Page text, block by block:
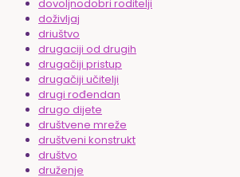
dovoljnodobri roditelji
doživljaj
driuštvo
drugaciji od drugih
drugačiji pristup
drugačiji učitelji
drugi rođendan
drugo dijete
društvene mreže
društveni konstrukt
društvo
druženje